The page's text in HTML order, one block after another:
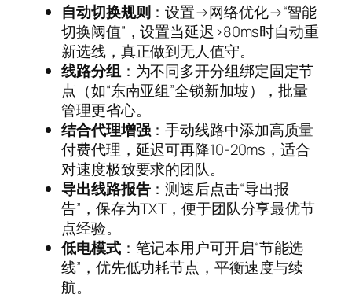
自动切换规则：设置→网络优化→“智能
切换阈值”，设置当延迟>80ms时自动重
新选线，真正做到无人值守。
线路分组：为不同多开分组绑定固定节
点（如“东南亚组”全锁新加坡），批量
管理更省心。
结合代理增强：手动线路中添加高质量
付费代理，延迟可再降10-20ms，适合
对速度极致要求的团队。
导出线路报告：测速后点击“导出报
告”，保存为TXT，便于团队分享最优节
点经验。
低电模式：笔记本用户可开启“节能选
线”，优先低功耗节点，平衡速度与续
航。